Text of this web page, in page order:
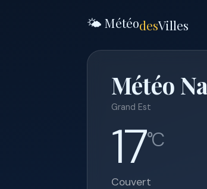
🌤️ MétéodesVilles
Météo
Grand Est
17°C
Couvert